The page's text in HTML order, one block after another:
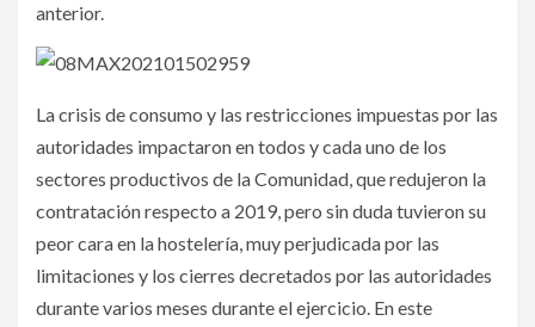
anterior.
La crisis de consumo y las restricciones impuestas por las
autoridades impactaron en todos y cada uno de los
sectores productivos de la Comunidad, que redujeron la
contratación respecto a 2019, pero sin duda tuvieron su
peor cara en la hostelería, muy perjudicada por las
limitaciones y los cierres decretados por las autoridades
durante varios meses durante el ejercicio. En este